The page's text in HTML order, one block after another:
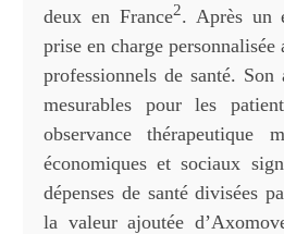
deux en France2. Après un
prise en charge
professionnels de santé.
mesurables pour les
observance
économiques et sociaux
dépenses de santé divisées
la valeur ajoutée